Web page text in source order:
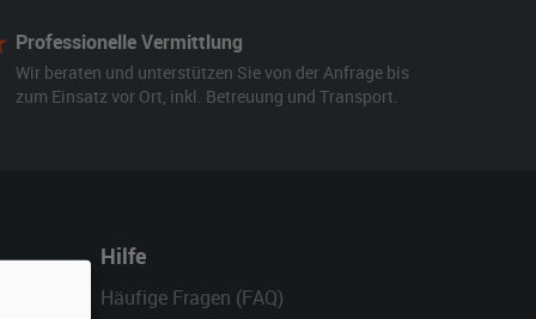
Professionelle Vermittlung
Wir beraten und unterstützen Sie von der Anfrage bis
zum Einsatz vor Ort, inkl. Betreuung und Transport.
Hilfe
Häufige Fragen (FAQ)